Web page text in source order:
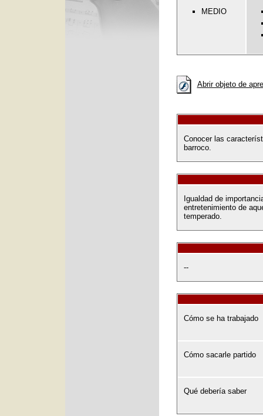
MEDIO
Abrir objeto de
Conocer las
barroco.
Igualdad de
entretenimiento de
temperado.
--
Cómo se ha trabajado
Cómo sacarle partido
Qué debería saber